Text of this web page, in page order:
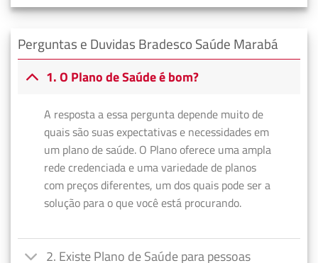
Perguntas e Duvidas Bradesco Saúde Marabá
1. O Plano de Saúde é bom?
A resposta a essa pergunta depende muito de
quais são suas expectativas e necessidades em
um plano de saúde. O Plano oferece uma ampla
rede credenciada e uma variedade de planos
com preços diferentes, um dos quais pode ser a
solução para o que você está procurando.
2. Existe Plano de Saúde para pessoas